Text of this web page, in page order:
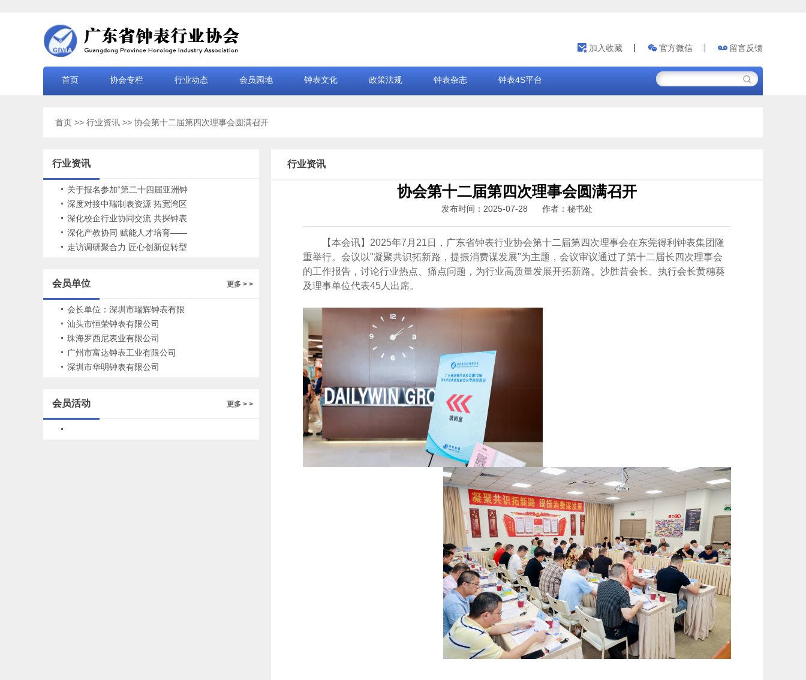
加入收藏 官方微信 留言反馈
首页 协会专栏 行业动态 会员园地 钟表文化 政策法规 钟表杂志 钟表4S平台
首页 >> 行业资讯 >> 协会第十二届第四次理事会圆满召开
行业资讯
关于报名参加“第二十四届亚洲钟
表工商业促进研讨会”的通知
深度对接中瑞制表资源 拓宽湾区
钟表国际赛道
深化校企行业协同交流 共探钟表
产业升级路径——广东省钟表行
业协会走访副会长单位罗西尼
深化产教协同 赋能人才培育——
广东省钟表行业协会赴珠海名贵
走访调研聚合力 匠心创新促转型
更多 > >
会员单位
会长单位：深圳市瑞辉钟表有限
公司
汕头市恒荣钟表有限公司
珠海罗西尼表业有限公司
广州市富达钟表工业有限公司
深圳市华明钟表有限公司
更多 > >
会员活动
行业资讯
协会第十二届第四次理事会圆满召开
发布时间：2025-07-28 作者：秘书处
【本会讯】2025年7月21日，广东省钟表行业协会第十二届第四次理事会在东莞得利钟表集团隆
重举行。会议以"凝聚共识拓新路，提振消费谋发展"为主题，会议审议通过了第十二届长四次理事会
的工作报告，讨论行业热点、痛点问题，为行业高质量发展开拓新路。沙胜昔会长、执行会长黄穗葵
及理事单位代表45人出席。